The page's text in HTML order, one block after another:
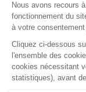
Écosystème
Carrières
Honoraires
Contacts
Mentions légales
Plan du site